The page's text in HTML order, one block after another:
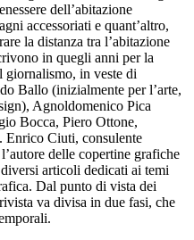
dell’abitazione
accessoriati e quant’altro,
la distanza tra l’abitazione
in quegli anni per la
in veste di
Ballo (inizialmente per l’arte,
Agnoldomenico Pica
Bocca, Piero Ottone,
Enrico Ciuti, consulente
delle copertine grafiche
articoli dedicati ai temi
Dal punto di vista dei
va divisa in due fasi, che